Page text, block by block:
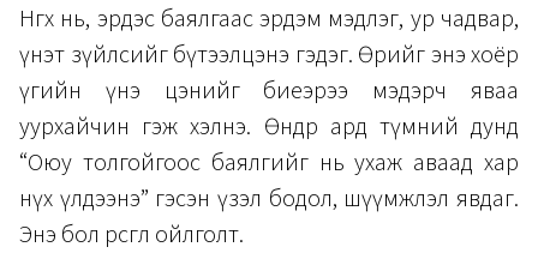
Нөгөөх нь, эрдэс баялгаас эрдэм мэдлэг, ур чадвар,
үнэт зүйлсийг бүтээлцэнэ гэдэг. Өөрийгөө энэ хоёр
үгийн үнэ цэнийг биеэрээ мэдэрч яваа
уурхайчин гэж хэлнэ. Өнөөдөр ард түмний дунд
“Оюу толгойгоос баялгийг нь ухаж аваад хар
нүх үлдээнэ” гэсэн үзэл бодол, шүүмжлэл явдаг.
Энэ бол өрөөсгөл ойлголт.